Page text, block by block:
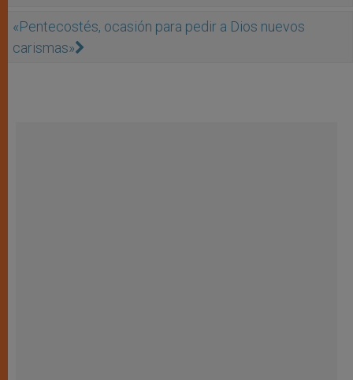
«Pentecostés, ocasión para pedir a Dios nuevos
carismas»